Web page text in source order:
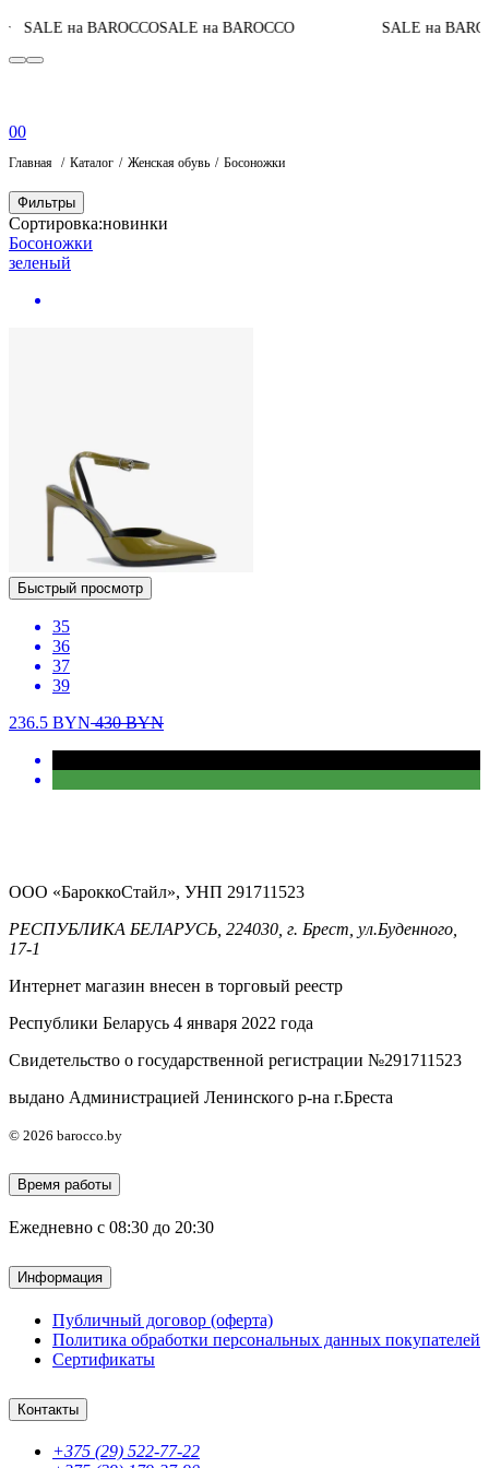
SALE на BAROCCOSALE на BAROCCO SALE на
00
Главная Каталог Женская обувь Босоножки
Фильтры
Сортировка:новинки
Босоножки
зеленый
Быстрый просмотр
35
36
37
39
236.5 BYN430BYN
ООО «БароккоСтайл», УНП 291711523
РЕСПУБЛИКА БЕЛАРУСЬ, 224030, г. Брест, ул.Буденного,
17-1
Интернет магазин внесен в торговый реестр
Республики Беларусь 4 января 2022 года
Свидетельство о государственной регистрации №291711523
выдано Администрацией Ленинского р-на г.Бреста
© 2026 barocco.by
Время работы
Ежедневно с 08:30 до 20:30
Информация
Публичный договор (оферта)
Политика обработки персональных данных покупателей
Сертификаты
Контакты
+375 (29) 522-77-22